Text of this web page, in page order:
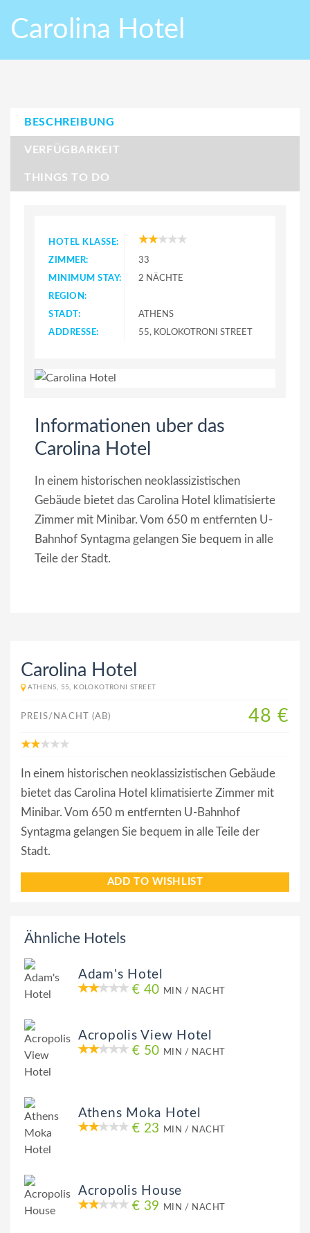
Carolina Hotel
BESCHREIBUNG
VERFÜGBARKEIT
THINGS TO DO
HOTEL KLASSE:
ZIMMER:
33
MINIMUM STAY:
2 NÄCHTE
REGION:
STADT:
ATHENS
ADDRESSE:
55, KOLOKOTRONI STREET
Informationen uber das
Carolina Hotel
In einem historischen neoklassizistischen
Gebäude bietet das Carolina Hotel klimatisierte
Zimmer mit Minibar. Vom 650 m entfernten U-
Bahnhof Syntagma gelangen Sie bequem in alle
Teile der Stadt.
Carolina Hotel
ATHENS, 55, KOLOKOTRONI STREET
PREIS/NACHT (AB) 48 €
In einem historischen neoklassizistischen Gebäude
bietet das Carolina Hotel klimatisierte Zimmer mit
Minibar. Vom 650 m entfernten U-Bahnhof
Syntagma gelangen Sie bequem in alle Teile der
Stadt.
ADD TO WISHLIST
Ähnliche Hotels
Adam's Hotel
€ 40 MIN / NACHT
Acropolis View Hotel
€ 50 MIN / NACHT
Athens Moka Hotel
€ 23
MIN / NACHT
Acropolis House
€ 39
MIN / NACHT